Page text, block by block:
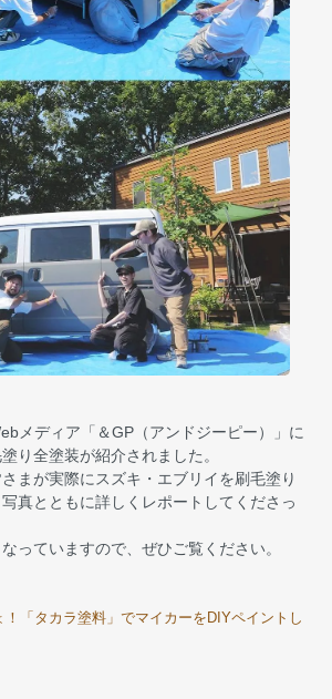
メディア「＆GP（アンドジーピー）」に
り全塗装が紹介されました。
まが実際にスズキ・エブリイを刷毛塗り
真とともに詳しくレポートしてくださっ
っていますので、ぜひご覧ください。
！「タカラ塗料」でマイカーをDIYペイントし